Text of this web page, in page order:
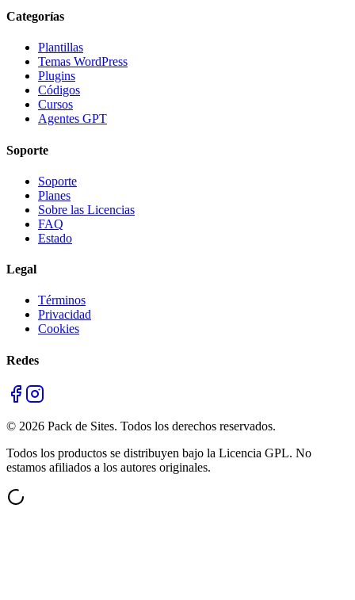
Categorías
Plantillas
Temas WordPress
Plugins
Códigos
Cursos
Agentes GPT
Soporte
Soporte
Planes
Sobre las Licencias
FAQ
Estado
Legal
Términos
Privacidad
Cookies
Redes
© 2026 Pack de Sites. Todos los derechos reservados.
Todos los productos se distribuyen bajo la Licencia GPL. No
estamos afiliados a los autores originales.